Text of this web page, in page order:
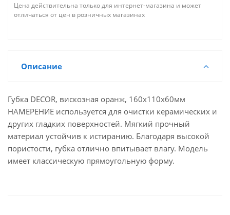
Цена действительна только для интернет-магазина и может
отличаться от цен в розничных магазинах
Описание
Губка DECOR, вискозная оранж, 160х110х60мм
НАМЕРЕНИЕ используется для очистки керамических и
других гладких поверхностей. Мягкий прочный
материал устойчив к истиранию. Благодаря высокой
пористости, губка отлично впитывает влагу. Модель
имеет классическую прямоугольную форму.